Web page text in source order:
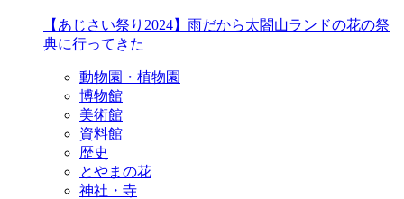
【あじさい祭り2024】雨だから太閤山ランドの花の祭
典に行ってきた
動物園・植物園
博物館
美術館
資料館
歴史
とやまの花
神社・寺